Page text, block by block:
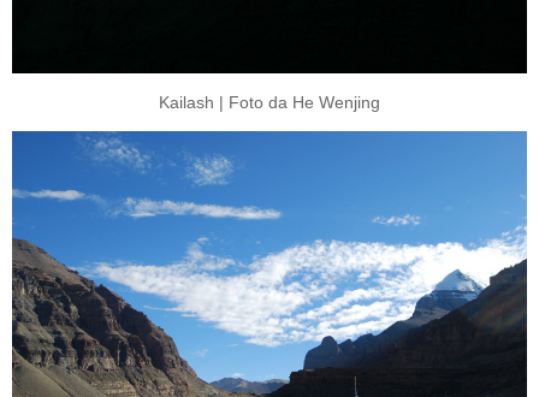
Kailash | Foto da He Wenjing